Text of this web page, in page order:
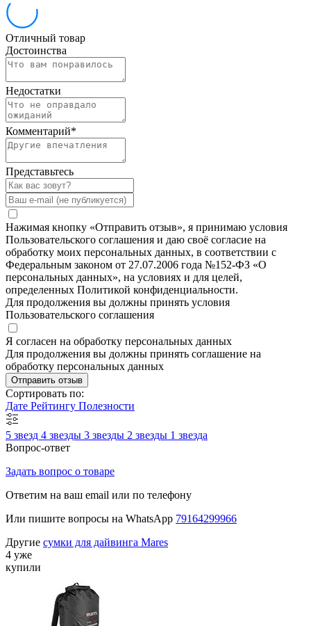
Отличный товар
Достоинства
Недостатки
Комментарий*
Представьтесь
Нажимая кнопку «Отправить отзыв», я принимаю условия
Пользовательского соглашения и даю своё согласие на
обработку моих персональных данных, в соответствии с
Федеральным законом от 27.07.2006 года №152-ФЗ «О
персональных данных», на условиях и для целей,
определенных Политикой конфиденциальности.
Для продолжения вы должны принять условия
Пользовательского соглашения
Я согласен на обработку персональных данных
Для продолжения вы должны принять соглашение на
обработку персональных данных
Отправить отзыв
Сортировать по:
Дате Рейтингу Полезности
5 звезд 4 звезды 3 звезды 2 звезды 1 звезда
Вопрос-ответ
Задать вопрос о товаре
Ответим на ваш email или по телефону
Или пишите вопросы на WhatsApp 79164299966
Другие сумки для дайвинга Mares
4 уже
купили